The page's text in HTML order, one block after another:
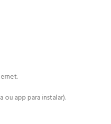
ou app para instalar).